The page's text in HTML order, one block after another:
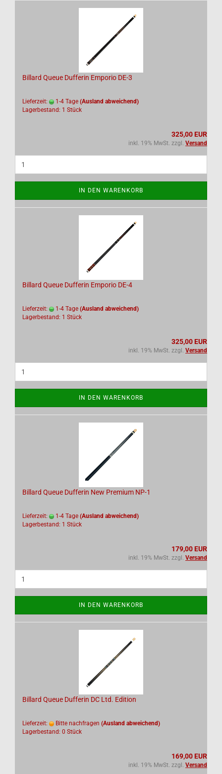
Billard Queue Dufferin Emporio DE-3
Lieferzeit: 1-4 Tage (Ausland abweichend)
Lagerbestand: 1 Stück
325,00 EUR
inkl. 19% MwSt. zzgl. Versand
IN DEN WARENKORB
Billard Queue Dufferin Emporio DE-4
Lieferzeit: 1-4 Tage (Ausland abweichend)
Lagerbestand: 1 Stück
325,00 EUR
inkl. 19% MwSt. zzgl. Versand
IN DEN WARENKORB
Billard Queue Dufferin New Premium NP-1
Lieferzeit: 1-4 Tage (Ausland abweichend)
Lagerbestand: 1 Stück
179,00 EUR
inkl. 19% MwSt. zzgl. Versand
IN DEN WARENKORB
Billard Queue Dufferin DC Ltd. Edition
Lieferzeit: Bitte nachfragen (Ausland abweichend)
Lagerbestand: 0 Stück
169,00 EUR
inkl. 19% MwSt. zzgl. Versand